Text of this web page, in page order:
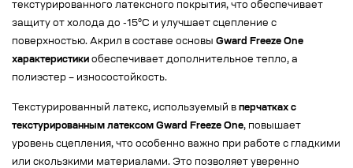
текстурированного латексного покрытия, что обеспечивает
защиту от холода до -15°C и улучшает сцепление с
поверхностью. Акрил в составе основы Gward Freeze One
характеристики обеспечивает дополнительное тепло, а
полиэстер – износостойкость.
Текстурированный латекс, используемый в перчатках с
текстурированным латексом Gward Freeze One, повышает
уровень сцепления, что особенно важно при работе с гладкими
или скользкими материалами. Это позволяет уверенно